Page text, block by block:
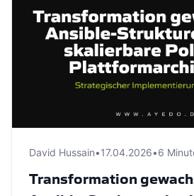
David Hussain•17.04.2026•6
Transformation